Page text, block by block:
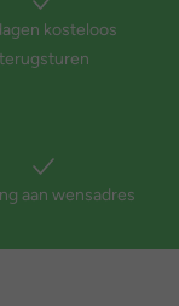
kosteloos
terugsturen
aan wensadres